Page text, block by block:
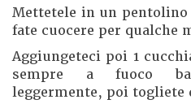
Mettetele in un pentolino
fate cuocere per qualche
Aggiungeteci poi 1
sempre a fuoco
leggermente, poi togliete